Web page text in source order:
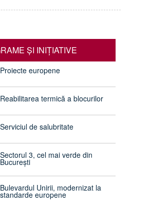
ŞI INIŢIATIVE
Proiecte europene
Reabilitarea termică a blocurilor
Serviciul de salubritate
Sectorul 3, cel mai verde din
București
Bulevardul Unirii, modernizat la
standarde europene